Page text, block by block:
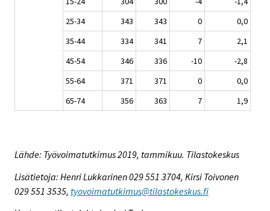
25-34
343 343 0
0,0
35-44
334 341 7
2,1
45-54
346 336 -10
-2,8
55-64
371 371 0
0,0
65-74
356 363 7 1,9
Lähde: Työvoimatutkimus 2019, tammikuu. Tilastokeskus
Lisätietoja: Henri Lukkarinen 029 551 3704, Kirsi Toivonen
029 551 3535, tyovoimatutkimus@tilastokeskus.fi